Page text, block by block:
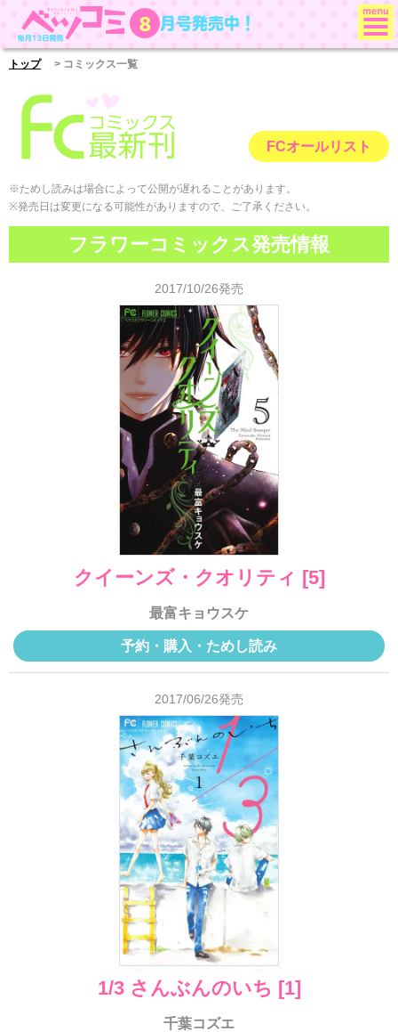
ベツコミ
8 月号発売中！
トップ> コミックス一覧
FCオールリスト
※ためし読みは場合によって公開が遅れることがあります。
※発売日は変更になる可能性がありますので、ご了承ください。
フラワーコミックス発売情報
2017/10/26発売
クイーンズ・クオリティ [5]
最富キョウスケ
予約・購入・ためし読み
2017/06/26発売
1/3 さんぶんのいち [1]
千葉コズエ